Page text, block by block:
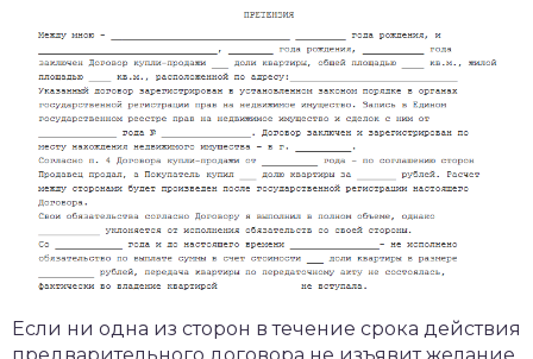
Если ни одна из сторон в течение срока действия